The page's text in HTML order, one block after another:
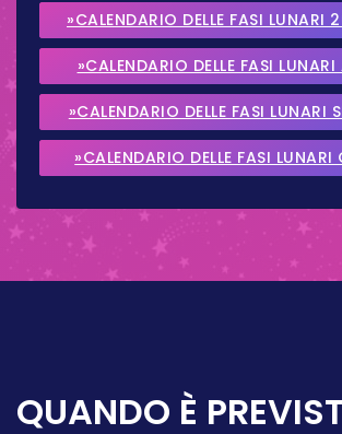
»CALENDARIO DELLE FASI LUNARI
»CALENDARIO DELLE FASI
2026
»CALENDARIO DELLE FASI LUNARI
2026
»CALENDARIO DELLE FASI LUNARI
QUANDO È